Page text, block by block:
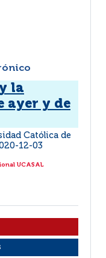
la
ayer y de
Católica de
12-03
UCASAL